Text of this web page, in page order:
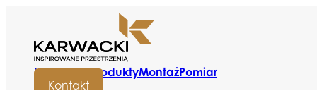
KARWACKIProduktyMontażPomiar
Kontakt